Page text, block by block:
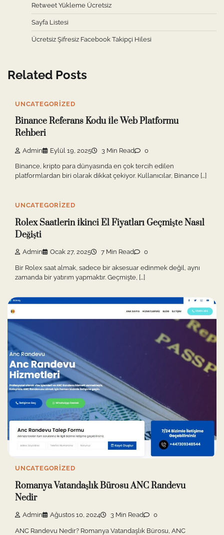
Retweet Yükleme Ücretsiz
Sayfa Listesi
Ücretsiz Şifresiz Facebook Takipçi Hilesi
Related Posts
UNCATEGORIZED
Binance Referans Kodu İle Web Platformu
Rehberi
Admin Eylül 19, 2025 3 Min Read 0
Binance, kripto para dünyasında en çok tercih edilen
platformlardan biri olarak dikkat çekiyor. Kullanıcılar, Binance […]
UNCATEGORIZED
Rolex Saatlerin İkinci El Fiyatları Geçmişte Nasıl
Değişti
Admin Ocak 27, 2025 7 Min Read 0
Bir Rolex saat almak, sadece bir aksesuar edinmek değil, aynı
zamanda bir yatırım yapmaktır. Geçmişte, […]
UNCATEGORIZED
Romanya Vatandaşlık Bürosu ANC Randevu
Nedir
Admin Ağustos 10, 2024 3 Min Read 0
ANC Randevu Nedir? Romanya Vatandaşlık Bürosu, ANC